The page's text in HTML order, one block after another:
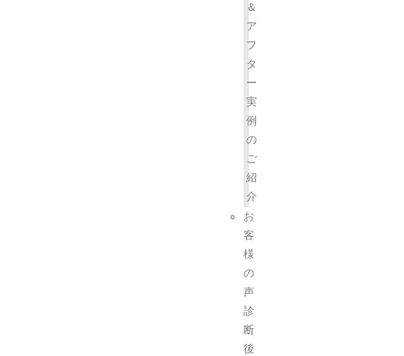
＆
ア
フ
タ
ー
実
例
の
ご
紹
介
お
客
様
の
声
診
断
後